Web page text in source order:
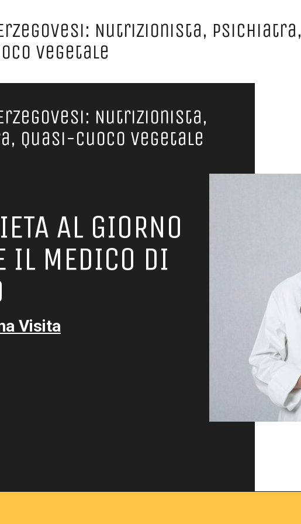
Nutrizionista, Psichiatra,
Vegetale
Nutrizionista,
Quasi-Cuoco Vegetale
AL GIORNO
IL MEDICO DI
Visita